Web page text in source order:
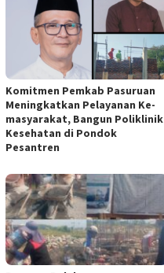
Komitmen Pemkab Pasuruan
Meningkatkan Pelayanan Ke-
masyarakat, Bangun Poliklinik
Kesehatan di Pondok
Pesantren